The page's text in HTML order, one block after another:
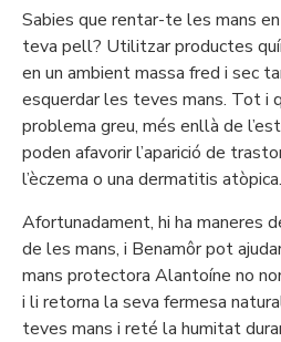
Sabies que rentar-te les mans
teva pell? Utilitzar productes
en un ambient massa fred i sec
esquerdar les teves mans. Tot i
problema greu, més enllà de
poden afavorir l’aparició de
l’èczema o una dermatitis atòpica.
Afortunadament, hi ha maneres
de les mans, i Benamôr pot
mans protectora Alantoíne no
i li retorna la seva fermesa
teves mans i reté la humitat